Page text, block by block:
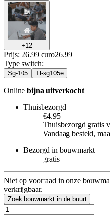
+12
Prijs: 26.99 euro26.99
Type switch:
Sg-105 Tl-sg105e
Online bijna uitverkocht
Thuisbezorgd
€4.95
Thuisbezorgd gratis
Vandaag besteld,
Bezorgd in bouwmarkt
gratis
Niet op voorraad in onze
verkrijgbaar.
Zoek bouwmarkt in de buurt